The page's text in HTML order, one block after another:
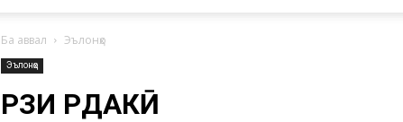
Ба аввал Эълонҳо
Эълонҳо
РӮЗИ РӮДАКӢ